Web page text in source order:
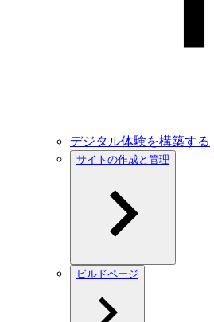
デジタル体験を構築する
サイトの作成と管理
ビルドページ